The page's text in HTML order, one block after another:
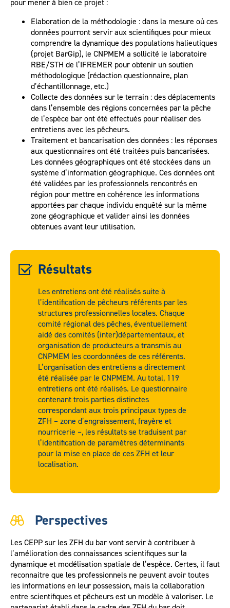
pour mener à bien ce projet :
Elaboration de la méthodologie : dans la mesure où ces
données pourront servir aux scientifiques pour mieux
comprendre la dynamique des populations halieutiques
(projet BarGip), le CNPMEM a sollicité le laboratoire
RBE/STH de l’IFREMER pour obtenir un soutien
méthodologique (rédaction questionnaire, plan
d’échantillonnage, etc.)
Collecte des données sur le terrain : des déplacements
dans l’ensemble des régions concernées par la pêche
de l’espèce bar ont été effectués pour réaliser des
entretiens avec les pêcheurs.
Traitement et bancarisation des données : les réponses
aux questionnaires ont été traitées puis bancarisées.
Les données géographiques ont été stockées dans un
système d’information géographique. Ces données ont
été validées par les professionnels rencontrés en
région pour mettre en cohérence les informations
apportées par chaque individu enquêté sur la même
zone géographique et valider ainsi les données
obtenues avant leur utilisation.
Résultats
Les entretiens ont été réalisés suite à
l’identification de pêcheurs référents par les
structures professionnelles locales. Chaque
comité régional des pêches, éventuellement
aidé des comités (inter)départementaux, et
organisation de producteurs a transmis au
CNPMEM les coordonnées de ces référents.
L’organisation des entretiens a directement
été réalisée par le CNPMEM. Au total, 119
entretiens ont été réalisés. Le questionnaire
contenant trois parties distinctes
correspondant aux trois principaux types de
ZFH – zone d’engraissement, frayère et
nourricerie –, les résultats se traduisent par
l’identification de paramètres déterminants
pour la mise en place de ces ZFH et leur
localisation.
Perspectives
Les CEPP sur les ZFH du bar vont servir à contribuer à
l’amélioration des connaissances scientifiques sur la
dynamique et modélisation spatiale de l’espèce. Certes, il faut
reconnaitre que les professionnels ne peuvent avoir toutes
les informations en leur possession, mais la collaboration
entre scientifiques et pêcheurs est un modèle à valoriser. Le